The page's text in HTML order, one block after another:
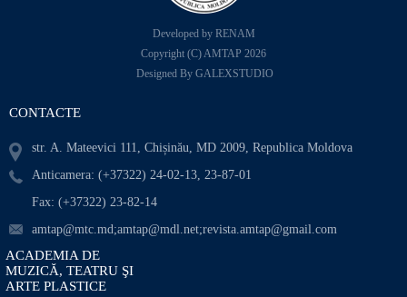
Developed by RENAM
Copyright (C) AMTAP 2026
Designed By GALEXSTUDIO
CONTACTE
str. A. Mateevici 111, Chișinău, MD 2009, Republica Moldova
Anticamera: (+37322) 24-02-13, 23-87-01
Fax: (+37322) 23-82-14
amtap@mtc.md;amtap@mdl.net;revista.amtap@gmail.com
ACADEMIA DE
MUZICĂ, TEATRU ŞI
ARTE PLASTICE